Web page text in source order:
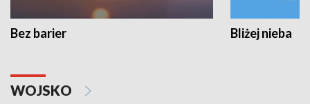
Bez barier Bliżej nieba
WOJSKO